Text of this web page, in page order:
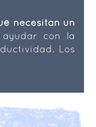
necesitan un
con la
Los